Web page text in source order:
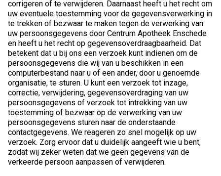
corrigeren of te verwijderen. Daarnaast heeft u het recht om
uw eventuele toestemming voor de gegevensverwerking in
te trekken of bezwaar te maken tegen de verwerking van
uw persoonsgegevens door Centrum Apotheek Enschede
en heeft u het recht op gegevensoverdraagbaarheid. Dat
betekent dat u bij ons een verzoek kunt indienen om de
persoonsgegevens die wij van u beschikken in een
computerbestand naar u of een ander, door u genoemde
organisatie, te sturen. U kunt een verzoek tot inzage,
correctie, verwijdering, gegevensoverdraging van uw
persoonsgegevens of verzoek tot intrekking van uw
toestemming of bezwaar op de verwerking van uw
persoonsgegevens sturen naar de onderstaande
contactgegevens. We reageren zo snel mogelijk op uw
verzoek. Zorg ervoor dat u duidelijk aangeeft wie u bent,
zodat wij zeker weten dat we geen gegevens van de
verkeerde persoon aanpassen of verwijderen.